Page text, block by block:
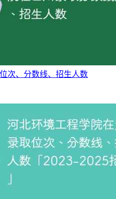
次、分数线、招生人数